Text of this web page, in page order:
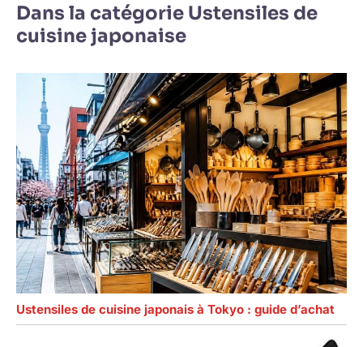
Dans la catégorie Ustensiles de
cuisine japonaise
Ustensiles de cuisine japonais à Tokyo : guide d’achat